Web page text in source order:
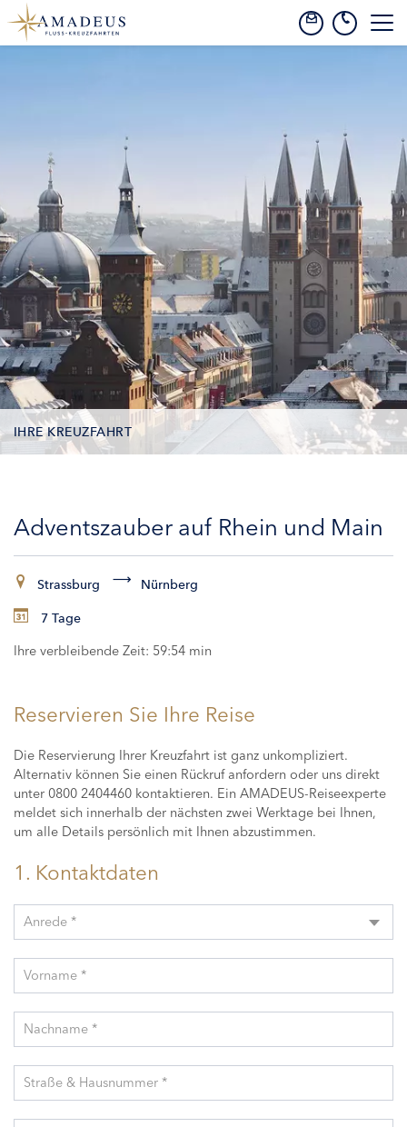
IHRE KREUZFAHRT
KABINEN
Adventszauber auf Rhein und Main
Strassburg Nürnberg
7 Tage
Ihre verbleibende Zeit: 59:53 min
Reservieren Sie Ihre Reise
Die Reservierung Ihrer Kreuzfahrt ist ganz unkompliziert.
Alternativ können Sie einen Rückruf anfordern oder uns direkt
unter 0800 2404460 kontaktieren. Ein AMADEUS-Reiseexperte
meldet sich innerhalb der nächsten zwei Werktage bei Ihnen,
um alle Details persönlich mit Ihnen abzustimmen.
1. Kontaktdaten
Anrede *
Vorname *
Nachname *
Straße & Hausnummer *